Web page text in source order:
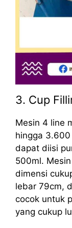
3. Cup
Mesin 4 line
hingga
dapat diisi
500ml.
dimensi
lebar 79cm,
cocok untuk
yang cukup